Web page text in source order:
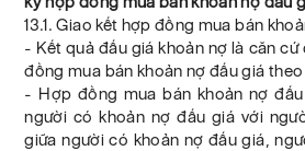
13.1. Giao kết hợp đồng mua bán
- Kết quả đấu giá khoản nợ là căn
đồng mua bán khoản nợ đấu giá
- Hợp đồng mua bán khoản nợ
người có khoản nợ đấu giá với
giữa người có khoản nợ đấu giá,